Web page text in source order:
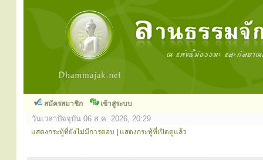
สมัครสมาชิก เข้าสู่ระบบ
วันเวลาปัจจุบัน 06 ส.ค. 2026, 20:29
แสดงกระทู้ที่ยังไม่มีการตอบ แสดงกระทู้ที่เปิดดูแล้ว